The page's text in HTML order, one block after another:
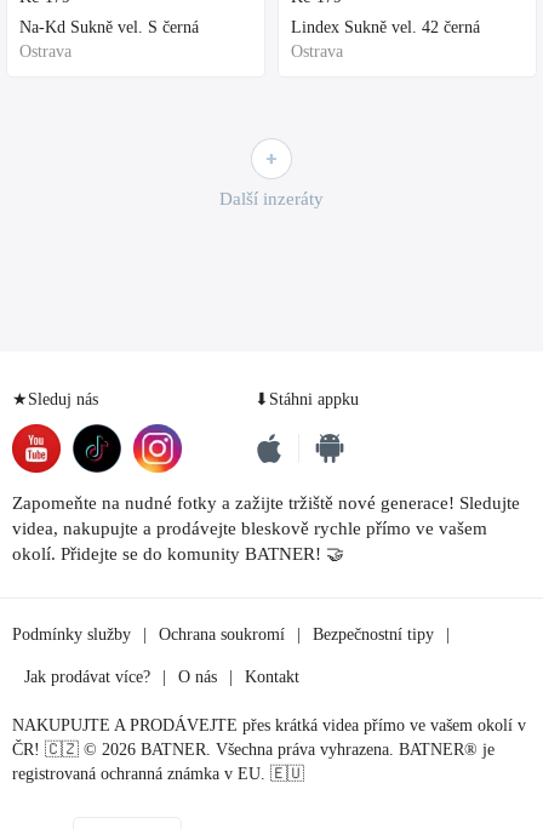
Na-Kd Sukně vel. S černá
Ostrava
Lindex Sukně vel. 42 černá
Ostrava
Další inzeráty
★Sleduj nás ⬇Stáhni appku
Zapomeňte na nudné fotky a zažijte tržiště nové generace! Sledujte
videa, nakupujte a prodávejte bleskově rychle přímo ve vašem
okolí. Přidejte se do komunity BATNER! 🤝
Podmínky služby Ochrana soukromí Bezpečnostní tipy
Jak prodávat více? O nás Kontakt
NAKUPUJTE A PRODÁVEJTE přes krátká videa přímo ve vašem okolí v
ČR! 🇨🇿 © 2026 BATNER. Všechna práva vyhrazena. BATNER® je
registrovaná ochranná známka v EU. 🇪🇺